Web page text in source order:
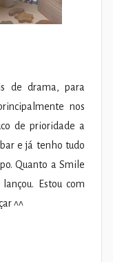
de drama, para
nos
de prioridade a
e já tenho tudo
Quanto a Smile
Estou com
^^